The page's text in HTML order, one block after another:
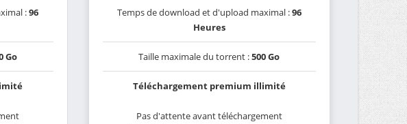
:96
Go
Temps de download et d'upload maximal :96
Heures
Taille maximale du torrent :500 Go
Téléchargement premium illimité
Pas d'attente avant téléchargement